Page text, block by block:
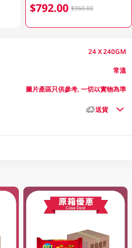
$792.00 $960.00
24 X 240GM
常溫
圖片產區只供參考, 一切以實物為準
送貨